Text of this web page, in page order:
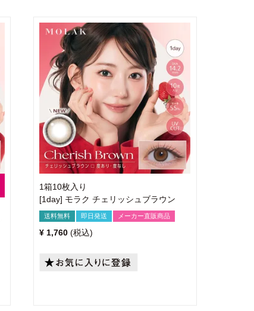
1箱10枚入り
[1day] モラク チェリッシュブラウン
送料無料 即日発送 メーカー直販商品
¥ 1,760 税込